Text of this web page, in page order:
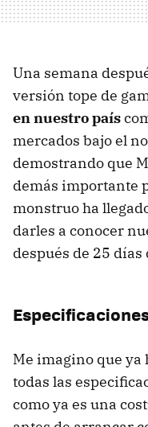
Una semana
versión tope de
en nuestro país
mercados bajo el
demostrando que
demás importante
monstruo ha
darles a conocer
después de 25
Me imagino que ya
todas las
como ya es una